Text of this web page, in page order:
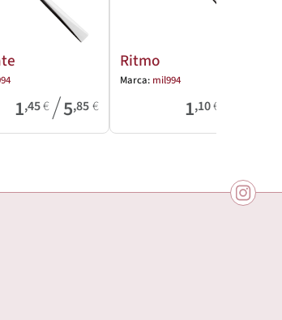
1,45€/5,85€
Ritmo
Marca: mil994
1,10€